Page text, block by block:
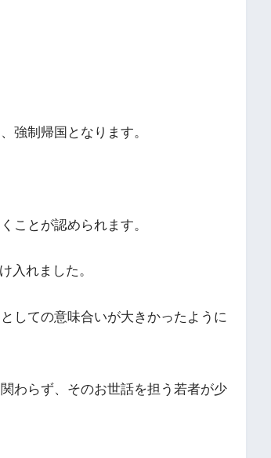
強制帰国となります。
ことが認められます。
入れました。
しての意味合いが大きかったように
わらず、そのお世話を担う若者が少